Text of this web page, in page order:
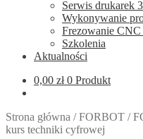
Serwis drukarek
Wykonywanie
Frezowanie CNC
Szkolenia
Aktualności
0,00 zł 0 Produkt
Strona główna /FORBOT /
kurs techniki cyfrowej